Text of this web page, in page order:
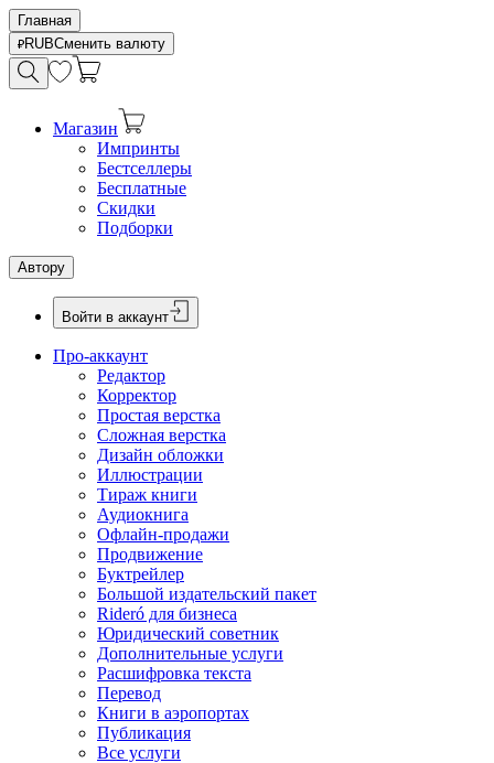
Главная
RUBСменить валюту
Магазин
Импринты
Бестселлеры
Бесплатные
Скидки
Подборки
Автору
Войти в аккаунт
Про-аккаунт
Редактор
Корректор
Простая верстка
Сложная верстка
Дизайн обложки
Иллюстрации
Тираж книги
Аудиокнига
Офлайн-продажи
Продвижение
Буктрейлер
Большой издательский пакет
Rideró для бизнеса
Юридический советник
Дополнительные услуги
Расшифровка текста
Перевод
Книги в аэропортах
Публикация
Все услуги